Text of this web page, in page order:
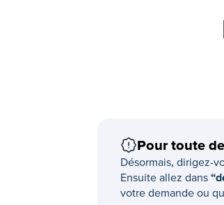
Pour toute
Désormais, dirigez-
Ensuite allez dans
votre demande ou